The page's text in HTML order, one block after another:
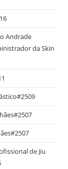
Andrade
da Skin
de Jiu